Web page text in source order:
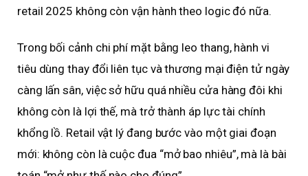
retail 2025 không còn vận hành theo logic đó nữa.
Trong bối cảnh chi phí mặt bằng leo thang, hành vi
tiêu dùng thay đổi liên tục và thương mại điện tử ngày
càng lấn sân, việc sở hữu quá nhiều cửa hàng đôi khi
không còn là lợi thế, mà trở thành áp lực tài chính
khổng lồ. Retail vật lý đang bước vào một giai đoạn
mới: không còn là cuộc đua “mở bao nhiêu”, mà là bài